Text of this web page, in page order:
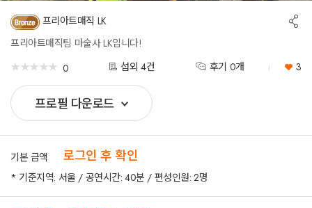
프리아트매직 LK
프리아트매직팀 마술사 LK입니다!
★★★★★
★★★★★ 0 섭외 4건 후기 0개 3
프로필 다운로드
공
유
기본 금액 로그인 후 확인
* 기준지역: 서울 / 공연시간: 40분 / 편성인원: 2명